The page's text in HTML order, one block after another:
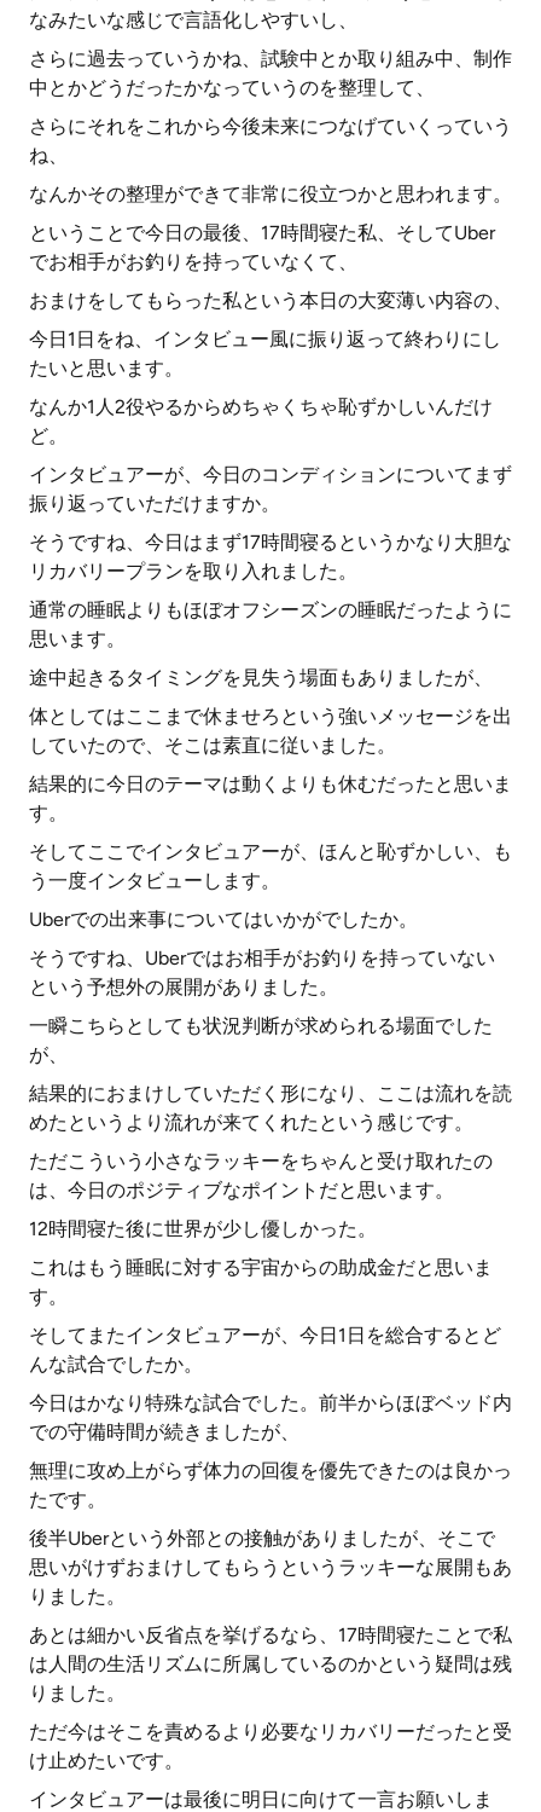
なみたいな感じで言語化しやすいし、
さらに過去っていうかね、試験中とか取り組み中、制作
中とかどうだったかなっていうのを整理して、
さらにそれをこれから今後未来につなげていくっていう
ね、
なんかその整理ができて非常に役立つかと思われます。
ということで今日の最後、17時間寝た私、そしてUber
でお相手がお釣りを持っていなくて、
おまけをしてもらった私という本日の大変薄い内容の、
今日1日をね、インタビュー風に振り返って終わりにし
たいと思います。
なんか1人2役やるからめちゃくちゃ恥ずかしいんだけ
ど。
インタビュアーが、今日のコンディションについてまず
振り返っていただけますか。
そうですね、今日はまず17時間寝るというかなり大胆な
リカバリープランを取り入れました。
通常の睡眠よりもほぼオフシーズンの睡眠だったように
思います。
途中起きるタイミングを見失う場面もありましたが、
体としてはここまで休ませろという強いメッセージを出
していたので、そこは素直に従いました。
結果的に今日のテーマは動くよりも休むだったと思いま
す。
そしてここでインタビュアーが、ほんと恥ずかしい、も
う一度インタビューします。
Uberでの出来事についてはいかがでしたか。
そうですね、Uberではお相手がお釣りを持っていない
という予想外の展開がありました。
一瞬こちらとしても状況判断が求められる場面でした
が、
結果的におまけしていただく形になり、ここは流れを読
めたというより流れが来てくれたという感じです。
ただこういう小さなラッキーをちゃんと受け取れたの
は、今日のポジティブなポイントだと思います。
12時間寝た後に世界が少し優しかった。
これはもう睡眠に対する宇宙からの助成金だと思いま
す。
そしてまたインタビュアーが、今日1日を総合するとど
んな試合でしたか。
今日はかなり特殊な試合でした。前半からほぼベッド内
での守備時間が続きましたが、
無理に攻め上がらず体力の回復を優先できたのは良かっ
たです。
後半Uberという外部との接触がありましたが、そこで
思いがけずおまけしてもらうというラッキーな展開もあ
りました。
あとは細かい反省点を挙げるなら、17時間寝たことで私
は人間の生活リズムに所属しているのかという疑問は残
りました。
ただ今はそこを責めるより必要なリカバリーだったと受
け止めたいです。
インタビュアーは最後に明日に向けて一言お願いしま